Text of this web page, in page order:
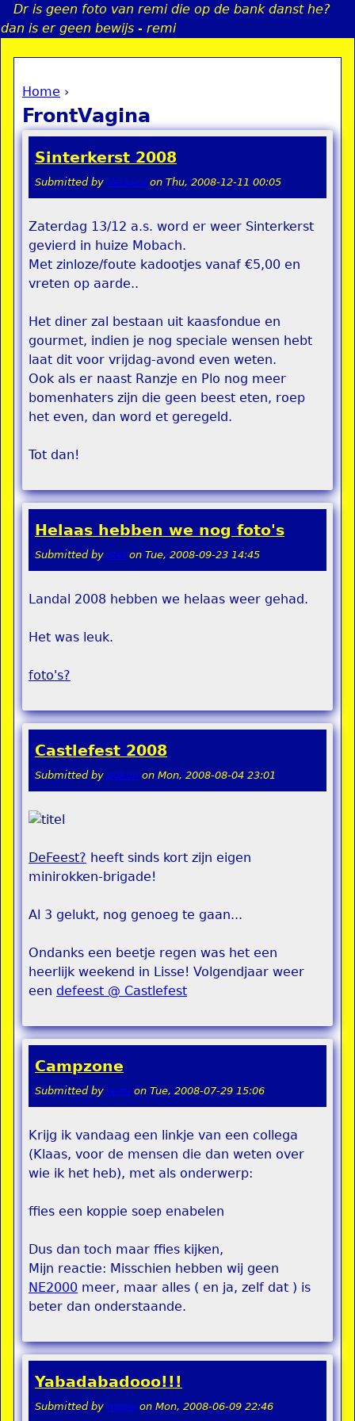
Jump to navigation
Dr is geen foto van remi die op de bank danst he?
dan is er geen bewijs - remi
You are here
Home ›
FrontVagina
Sinterkerst 2008
Submitted by Velasca on Thu, 2008-12-11 00:05
Zaterdag 13/12 a.s. word er weer Sinterkerst
gevierd in huize Mobach.
Met zinloze/foute kadootjes vanaf €5,00 en
vreten op aarde..
Het diner zal bestaan uit kaasfondue en
gourmet, indien je nog speciale wensen hebt
laat dit voor vrijdag-avond even weten.
Ook als er naast Ranzje en Plo nog meer
bomenhaters zijn die geen beest eten, roep
het even, dan word et geregeld.
Tot dan!
Helaas hebben we nog foto's
Submitted by stel on Tue, 2008-09-23 14:45
Landal 2008 hebben we helaas weer gehad.
Het was leuk.
foto's?
Castlefest 2008
Submitted by pokon on Mon, 2008-08-04 23:01
DeFeest? heeft sinds kort zijn eigen
minirokken-brigade!
Al 3 gelukt, nog genoeg te gaan...
Ondanks een beetje regen was het een
heerlijk weekend in Lisse! Volgendjaar weer
een defeest @ Castlefest
Campzone
Submitted by remi on Tue, 2008-07-29 15:06
Krijg ik vandaag een linkje van een collega
(Klaas, voor de mensen die dan weten over
wie ik het heb), met als onderwerp:
ffies een koppie soep enabelen
Dus dan toch maar ffies kijken,
Mijn reactie: Misschien hebben wij geen
NE2000 meer, maar alles ( en ja, zelf dat ) is
beter dan onderstaande.
Yabadabadooo!!!
Submitted by rippie on Mon, 2008-06-09 22:46